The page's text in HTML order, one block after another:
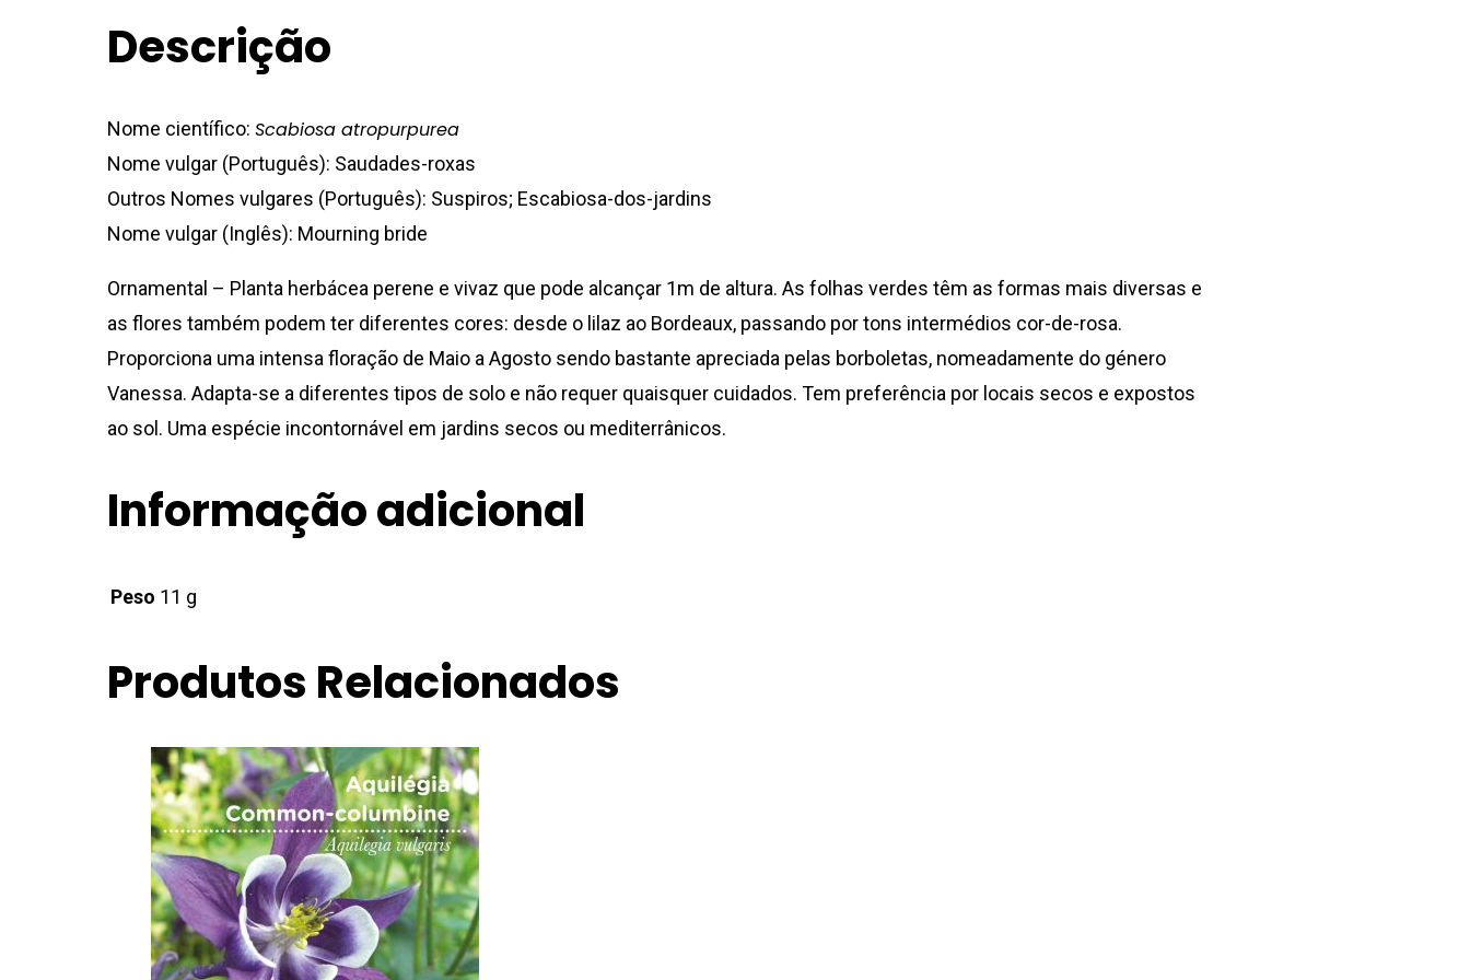
Descrição
Nome científico: Scabiosa atropurpurea
Nome vulgar (Português): Saudades-roxas
Outros Nomes vulgares (Português): Suspiros; Escabiosa-dos-jardins
Nome vulgar (Inglês): Mourning bride
Ornamental – Planta herbácea perene e vivaz que pode alcançar 1m de altura. As folhas verdes têm as formas mais diversas e
as flores também podem ter diferentes cores: desde o lilaz ao Bordeaux, passando por tons intermédios cor-de-rosa.
Proporciona uma intensa floração de Maio a Agosto sendo bastante apreciada pelas borboletas, nomeadamente do género
Vanessa. Adapta-se a diferentes tipos de solo e não requer quaisquer cuidados. Tem preferência por locais secos e expostos
ao sol. Uma espécie incontornável em jardins secos ou mediterrânicos.
Informação adicional
Peso 11 g
Produtos Relacionados